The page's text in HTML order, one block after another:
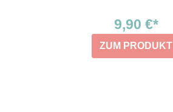
9,90 €*
ZUM PRODUKT